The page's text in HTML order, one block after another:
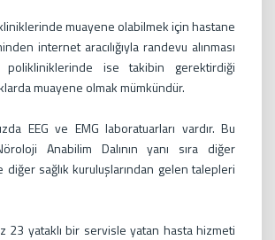
muayene olabilmek için hastane
internet aracılığıyla randevu alınması
polikliniklerinde ise takibin gerektirdiği
muayene olmak mümkündür.
EEG ve EMG laboratuarları vardır. Bu
Anabilim Dalının yanı sıra diğer
sağlık kuruluşlarından gelen talepleri
23 yataklı bir servisle yatan hasta hizmeti